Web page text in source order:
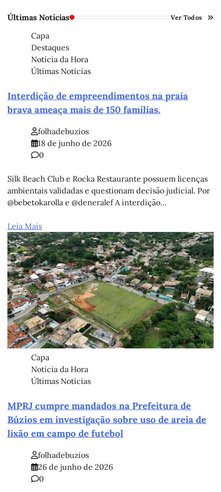
Últimas Notícias Ver Todos
Capa
Destaques
Notícia da Hora
Últimas Notícias
Interdição de empreendimentos na praia
brava ameaça mais de 150 famílias.
folhadebuzios
18 de junho de 2026
0
Silk Beach Club e Rocka Restaurante possuem licenças
ambientais validadas e questionam decisão judicial. Por
@bebetokarolla e @deneralef A interdição…
Leia Mais
Capa
Notícia da Hora
Últimas Notícias
MPRJ cumpre mandados na Prefeitura de
Búzios em investigação sobre uso de areia de
lixão em campo de futebol
folhadebuzios
26 de junho de 2026
0